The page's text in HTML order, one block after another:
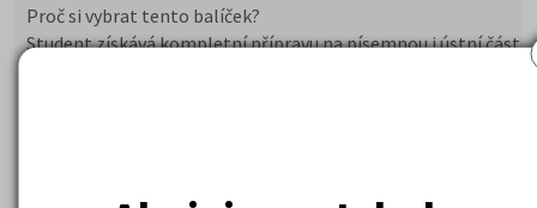
Proč si vybrat tento balíček?
Student získává kompletní přípravu na písemnou i ústní část
včetně celkového přehledu. Cílem kurzu je naučit se zvládnutí